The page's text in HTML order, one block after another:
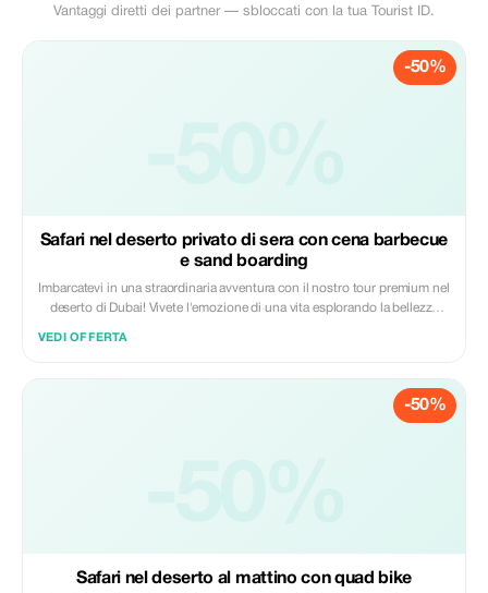
Vantaggi diretti dei partner — sbloccati con la tua Tourist ID.
-50%
Safari nel deserto privato di sera con cena barbecue
e sand boarding
Imbarcatevi in una straordinaria avventura con il nostro tour premium nel
deserto di Dubai! Vivete l'emozione di una vita esplorando la bellezza
VEDI OFFERTA
-50%
Safari nel deserto al mattino con quad bike